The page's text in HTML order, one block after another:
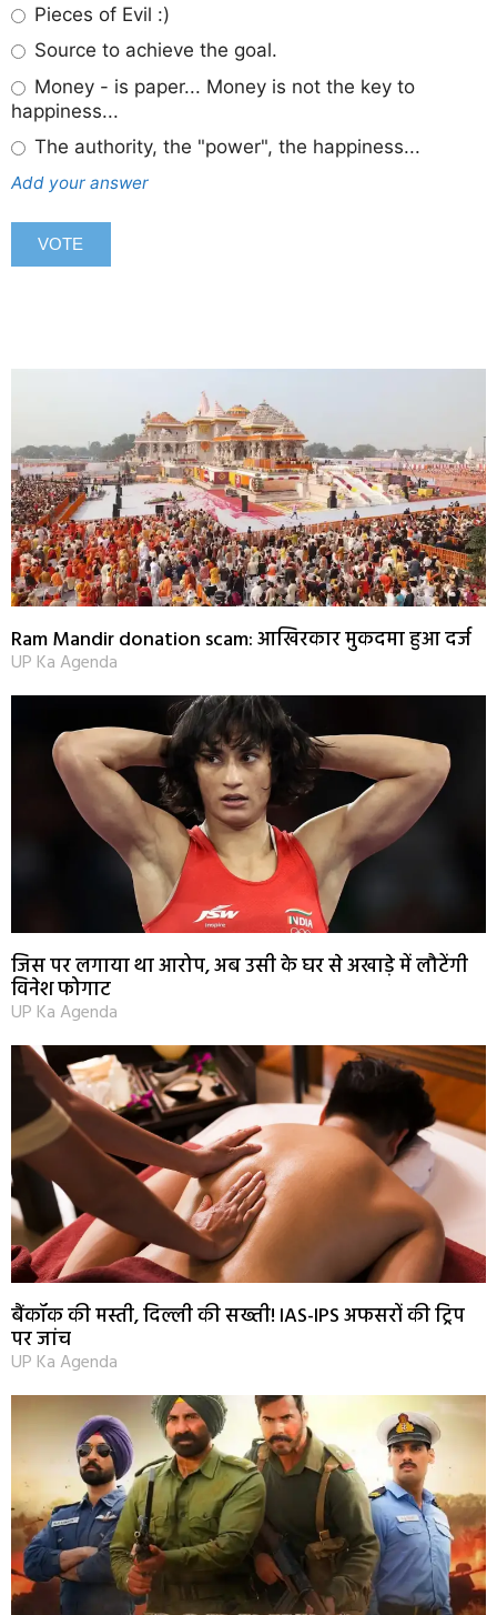
Pieces of Evil :)
Source to achieve the goal.
Money - is paper... Money is not the key to
happiness...
The authority, the "power", the happiness...
Add your answer
Ram Mandir donation scam: आखिरकार मुकदमा हुआ दर्ज
UP Ka Agenda
जिस पर लगाया था आरोप, अब उसी के घर से अखाड़े में लौटेंगी
विनेश फोगाट
UP Ka Agenda
बैंकॉक की मस्ती, दिल्ली की सख्ती! IAS-IPS अफसरों की ट्रिप
पर जांच
UP Ka Agenda